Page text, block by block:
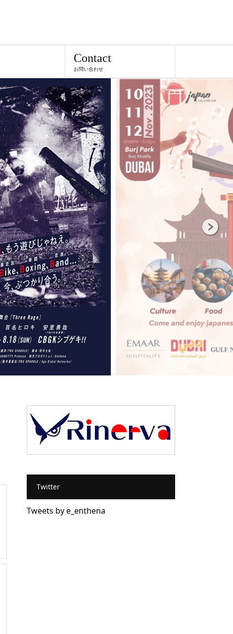
Contact
お問い合わせ
Twitter
Tweets by e_enthena